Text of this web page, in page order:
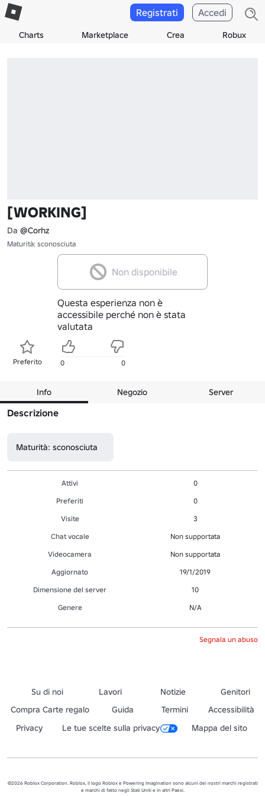
Charts Marketplace Crea Robux
Registrati Accedi
[WORKING]
Da @Corhz
Maturità: sconosciuta
Non disponibile
Questa esperienza non è
accessibile perché non è stata
valutata
Preferito 0 0
Info Negozio Server
Descrizione
Maturità: sconosciuta
Attivi
0
Preferiti
0
Visite
3
Chat vocale
Non supportata
Videocamera
Non supportata
Aggiornato
19/1/2019
Dimensione del server
10
Genere
N/A
Segnala un abuso
Su di noi Lavori Notizie
Genitori
Compra Carte regalo
Guida Termini
Accessibilità
Privacy
Le tue scelte sulla privacy Mappa del sito
©2026 Roblox Corporation. Roblox, il logo Roblox e Powering Imagination sono alcuni dei nostri marchi registrati
e marchi di fatto negli Stati Uniti e in altri Paesi.